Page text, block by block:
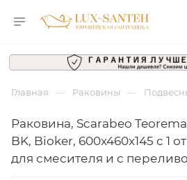
Главная — Раковины —
Раковина, Scarabeo Teorema
BK, Bioker, 600x460x145 с 1
для смесителя и с